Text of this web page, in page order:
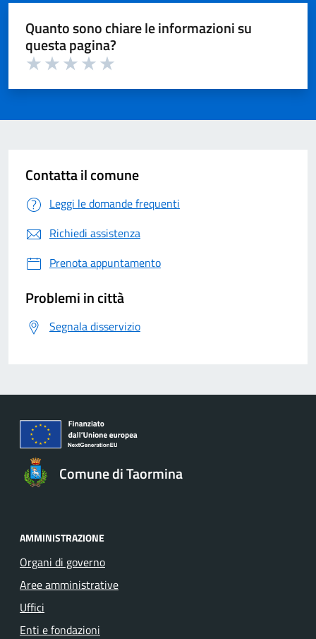
Quanto sono chiare le informazioni su
questa pagina?
Contatta il comune
Leggi le domande frequenti
Richiedi assistenza
Prenota appuntamento
Problemi in città
Segnala disservizio
Comune di Taormina
AMMINISTRAZIONE
Organi di governo
Aree amministrative
Uffici
Enti e fondazioni